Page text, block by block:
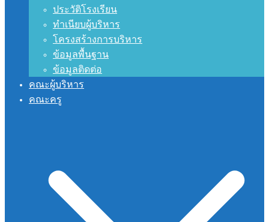
ประวัติโรงเรียน
ทำเนียบผู้บริหาร
โครงสร้างการบริหาร
ข้อมูลพื้นฐาน
ข้อมูลติดต่อ
คณะผู้บริหาร
คณะครู